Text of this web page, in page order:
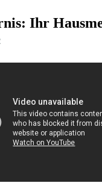
Ihr